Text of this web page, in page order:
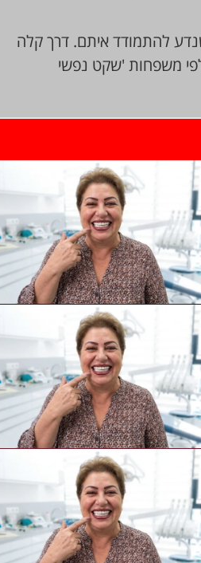
להתמודד איתם. דרך קלה
משפחות 'שקט נפשי